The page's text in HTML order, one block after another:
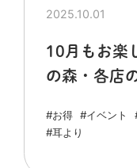
2025.10.01
10月もお楽
の森・各店
#お得 #イベント
#耳より